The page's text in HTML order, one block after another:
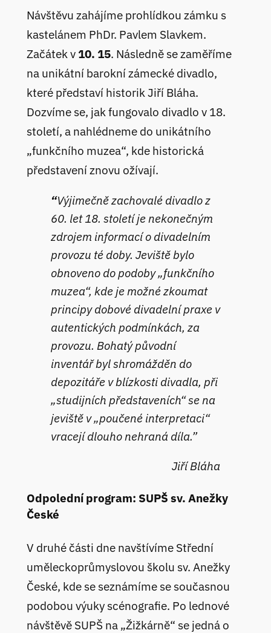
Návštěvu zahájíme prohlídkou zámku s
kastelánem PhDr. Pavlem Slavkem.
Začátek v 10. 15. Následně se zaměříme
na unikátní barokní zámecké divadlo,
které představí historik Jiří Bláha.
Dozvíme se, jak fungovalo divadlo v 18.
století, a nahlédneme do unikátního
„funkčního muzea“, kde historická
představení znovu ožívají.
“Výjimečně zachovalé divadlo z
60. let 18. století je nekonečným
zdrojem informací o divadelním
provozu té doby. Jeviště bylo
obnoveno do podoby „funkčního
muzea“, kde je možné zkoumat
principy dobové divadelní praxe v
autentických podmínkách, za
provozu. Bohatý původní
inventář byl shromážděn do
depozitáře v blízkosti divadla, při
„studijních představeních“ se na
jeviště v „poučené interpretaci“
vracejí dlouho nehraná díla.”
Jiří Bláha
Odpolední program: SUPŠ sv. Anežky
České
V druhé části dne navštívíme Střední
uměleckoprůmyslovou školu sv. Anežky
České, kde se seznámíme se současnou
podobou výuky scénografie. Po lednové
návštěvě SUPŠ na „Žižkárně“ se jedná o